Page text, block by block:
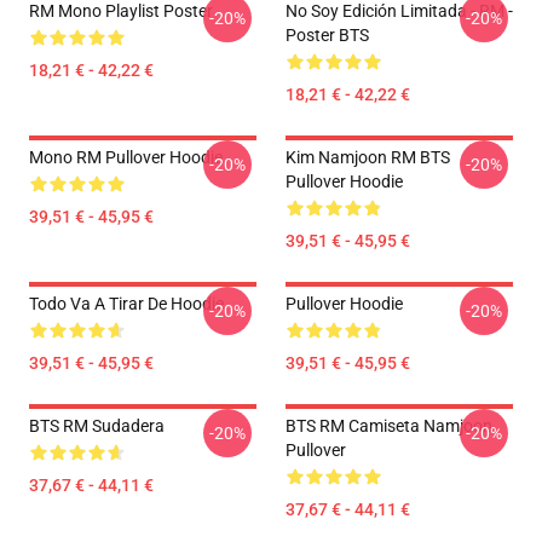
RM Mono Playlist Poster
18,21 € - 42,22 €
-20%
No Soy Edición Limitada - RM -
Poster BTS
18,21 € - 42,22 €
-20%
Mono RM Pullover Hoodie
39,51 € - 45,95 €
-20%
Kim Namjoon RM BTS
Pullover Hoodie
39,51 € - 45,95 €
-20%
Todo Va A Tirar De Hoodie
39,51 € - 45,95 €
-20% Pullover Hoodie
39,51 € - 45,95 €
-20%
BTS RM Sudadera
37,67 € - 44,11 €
-20%
BTS RM Camiseta Namjoon
Pullover
37,67 € - 44,11 €
-20%